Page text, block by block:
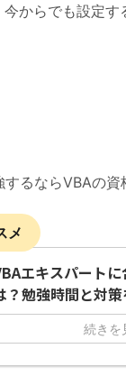
今からでも設定す
するならVBAの資
メ
エキスパート
？勉強時間と対
続きを